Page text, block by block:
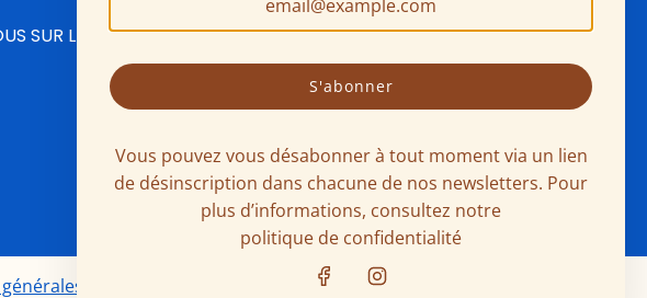
SUR LES RÉSEAUX
de vente
S'abonner
Vous pouvez vous désabonner à tout moment via un lien
de désinscription dans chacune de nos newsletters. Pour
plus d’informations, consultez notre
politique de confidentialité